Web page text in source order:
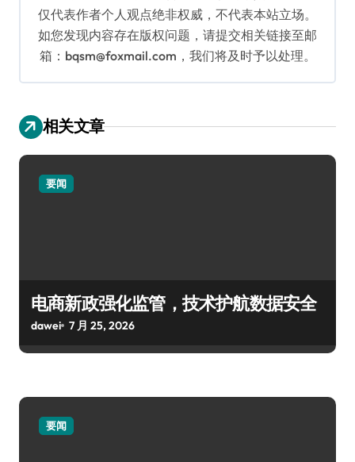
仅代表作者个人观点绝非权威，不代表本站立场。
如您发现内容存在版权问题，请提交相关链接至邮
箱：bqsm@foxmail.com，我们将及时予以处理。
相关文章
要闻
电商新政强化监管，技术护航数据安全
dawei 7 月 25, 2026
要闻